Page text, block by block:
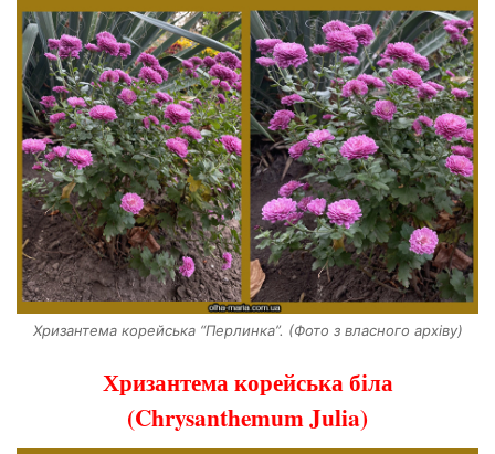
Хризантема корейська “Перлинка”. (Фото з власного архіву)
Хризантема корейська біла
(Chrysanthemum Julia)